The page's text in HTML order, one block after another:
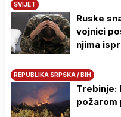
SVIJET
Ruske
vojnici
njima
REPUBLIKA SRPSKA / BIH
Trebinje:
požarom